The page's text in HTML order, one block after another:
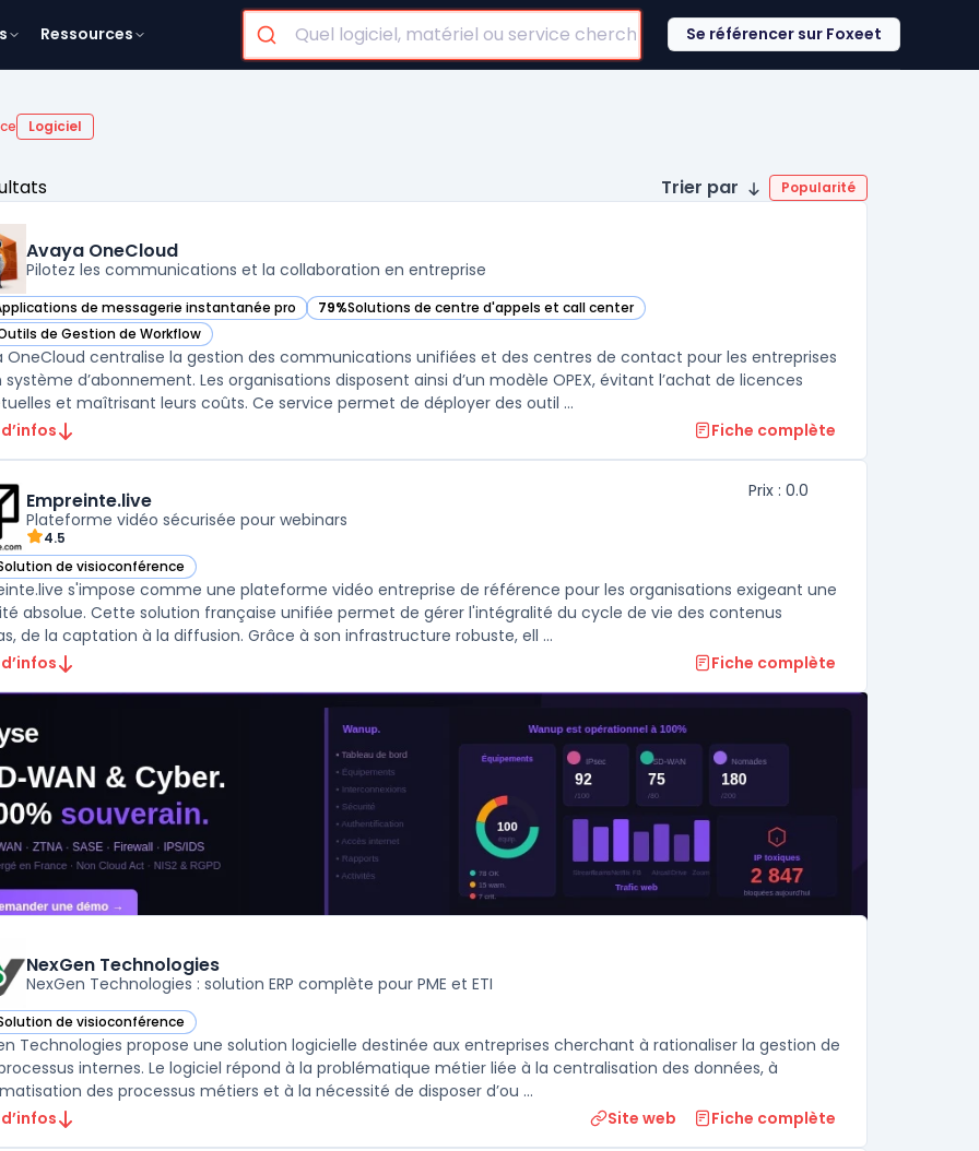
Ressources Se référencer sur Foxeet
Logiciel
Trier par Popularité
Avaya OneCloud
Pilotez les communications et la collaboration en entreprise
de messagerie instantanée pro
Avaya OneCloud dans cette catégorie 79%Solutions de centre d'appels et call center
— voir Avaya OneCloud dans cette catégorie
de Gestion de Workflow
Avaya OneCloud dans cette catégorie
OneCloud centralise la gestion des communications unifiées et des centres de contact pour les entreprises
système d’abonnement. Les organisations disposent ainsi d’un modèle OPEX, évitant l’achat de licences
et maîtrisant leurs coûts. Ce service permet de déployer des outil ...
Fiche complète
Empreinte.live
Plateforme vidéo sécurisée pour webinars
4.5
Prix : 0.0
de visioconférence
Empreinte.live dans cette catégorie
s'impose comme une plateforme vidéo entreprise de référence pour les organisations exigeant une
absolue. Cette solution française unifiée permet de gérer l'intégralité du cycle de vie des contenus
de la captation à la diffusion. Grâce à son infrastructure robuste, ell ...
Fiche complète
NexGen Technologies
NexGen Technologies : solution ERP complète pour PME et ETI
de visioconférence
NexGen Technologies dans cette catégorie
Technologies propose une solution logicielle destinée aux entreprises cherchant à rationaliser la gestion de
internes. Le logiciel répond à la problématique métier liée à la centralisation des données, à
des processus métiers et à la nécessité de disposer d’ou ...
Site web Fiche complète